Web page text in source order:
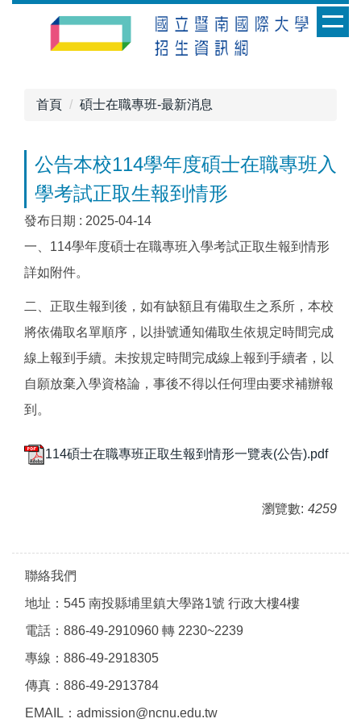
首頁 碩士在職專班-最新消息
公告本校114學年度碩士在職專班入
學考試正取生報到情形
發布日期 : 2025-04-14
一、114學年度碩士在職專班入學考試正取生報到情形
詳如附件。
二、正取生報到後，如有缺額且有備取生之系所，本校
將依備取名單順序，以掛號通知備取生依規定時間完成
線上報到手續。未按規定時間完成線上報到手續者，以
自願放棄入學資格論，事後不得以任何理由要求補辦報
到。
114碩士在職專班正取生報到情形一覽表(公告).pdf
瀏覽數: 4259
聯絡我們
地址：545 南投縣埔里鎮大學路1號 行政大樓4樓
電話：886-49-2910960 轉 2230~2239
專線：886-49-2918305
傳真：886-49-2913784
EMAIL：admission@ncnu.edu.tw